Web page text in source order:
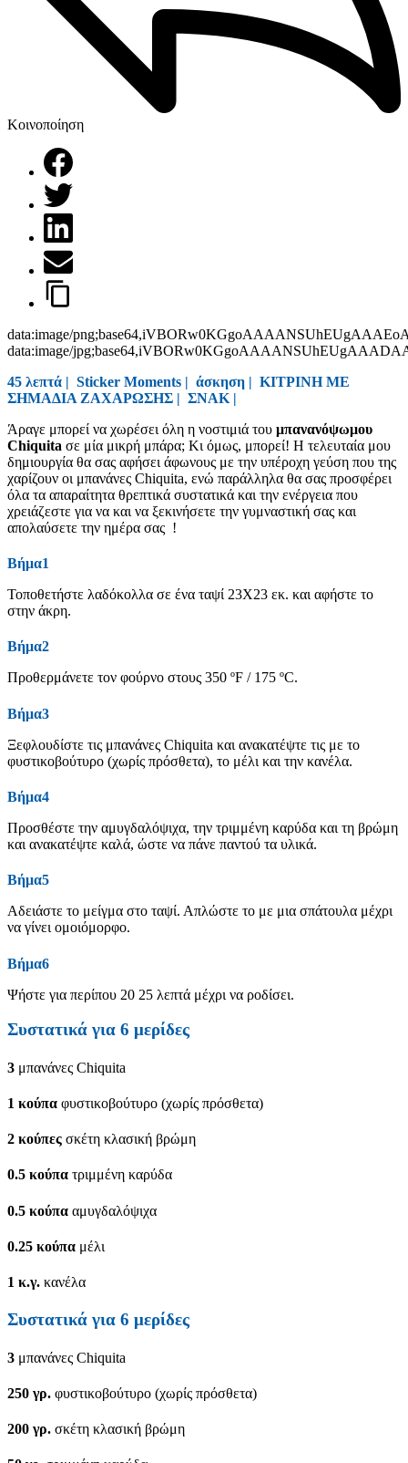
Κοινοποίηση
data:image/
data:image/
45 λεπτά | Sticker Moments | άσκηση | ΚΙΤΡΙΝΗ ΜΕ
ΣΗΜΑΔΙΑ ΖΑΧΑΡΩΣΗΣ | ΣΝΑΚ |
Άραγε μπορεί να χωρέσει όλη η νοστιμιά του μπανανόψωμου
Chiquita σε μία μικρή μπάρα; Κι όμως, μπορεί! Η τελευταία μου
δημιουργία θα σας αφήσει άφωνους με την υπέροχη γεύση που της
χαρίζουν οι μπανάνες Chiquita, ενώ παράλληλα θα σας προσφέρει
όλα τα απαραίτητα θρεπτικά συστατικά και την ενέργεια που
χρειάζεστε για να και να ξεκινήσετε την γυμναστική σας και
απολαύσετε την ημέρα σας !
Βήμα1
Τοποθετήστε λαδόκολλα σε ένα ταψί 23X23 εκ. και αφήστε το
στην άκρη.
Βήμα2
Προθερμάνετε τον φούρνο στους 350 ºF / 175 ºC.
Βήμα3
Ξεφλουδίστε τις μπανάνες Chiquita και ανακατέψτε τις με το
φυστικοβούτυρο (χωρίς πρόσθετα), το μέλι και την κανέλα.
Βήμα4
Προσθέστε την αμυγδαλόψιχα, την τριμμένη καρύδα και τη βρώμη
και ανακατέψτε καλά, ώστε να πάνε παντού τα υλικά.
Βήμα5
Αδειάστε το μείγμα στο ταψί. Απλώστε το με μια σπάτουλα μέχρι
να γίνει ομοιόμορφο.
Βήμα6
Ψήστε για περίπου 20 25 λεπτά μέχρι να ροδίσει.
Συστατικά για 6 μερίδες
3 μπανάνες Chiquita
1 κούπα φυστικοβούτυρο (χωρίς πρόσθετα)
2 κούπες σκέτη κλασική βρώμη
0.5 κούπα τριμμένη καρύδα
0.5 κούπα αμυγδαλόψιχα
0.25 κούπα μέλι
1 κ.γ. κανέλα
Συστατικά για 6 μερίδες
3 μπανάνες Chiquita
250 γρ. φυστικοβούτυρο (χωρίς πρόσθετα)
200 γρ. σκέτη κλασική βρώμη